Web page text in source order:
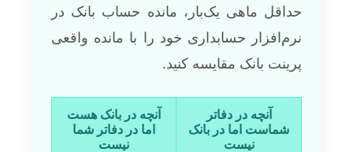
حداقل ماهی یک‌بار، مانده حساب بانک در
نرم‌افزار حسابداری خود را با مانده واقعی
پرینت بانک مقایسه کنید.
آنچه در دفاتر
شماست اما در بانک
نیست
آنچه در بانک هست
اما در دفاتر شما
نیست